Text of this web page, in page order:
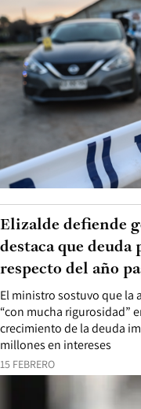
15 FEBRERO
El ministro sostuvo que la
“con mucha rigurosidad”
crecimiento de la deuda
millones en intereses
Elizalde defiende
destaca que
respecto del año